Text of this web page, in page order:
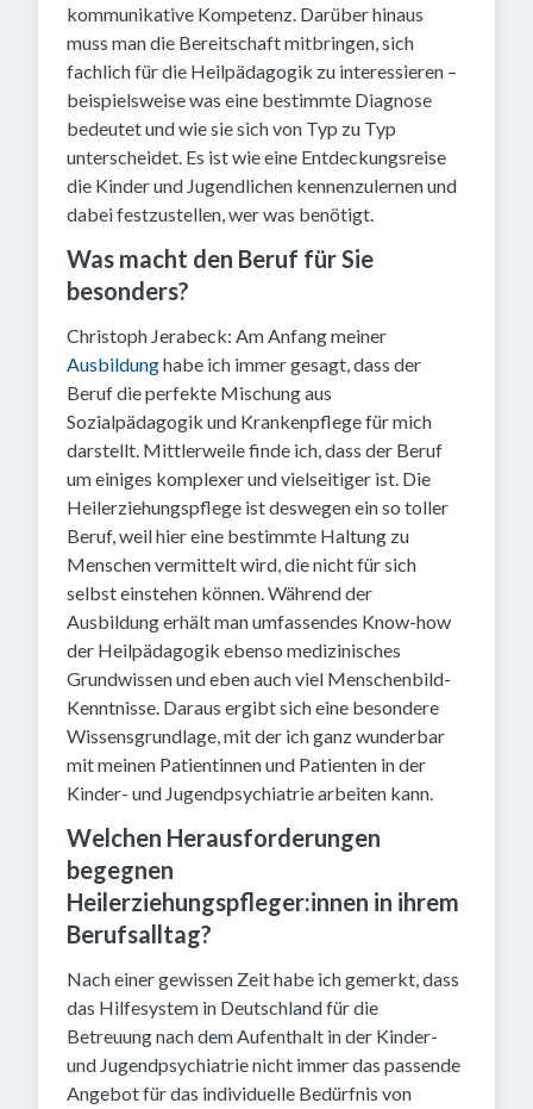
kommunikative Kompetenz. Darüber hinaus
muss man die Bereitschaft mitbringen, sich
fachlich für die Heilpädagogik zu interessieren –
beispielsweise was eine bestimmte Diagnose
bedeutet und wie sie sich von Typ zu Typ
unterscheidet. Es ist wie eine Entdeckungsreise
die Kinder und Jugendlichen kennenzulernen und
dabei festzustellen, wer was benötigt.
Was macht den Beruf für Sie
besonders?
Christoph Jerabeck: Am Anfang meiner
Ausbildunghabe ich immer gesagt, dass der
Beruf die perfekte Mischung aus
Sozialpädagogik und Krankenpflege für mich
darstellt. Mittlerweile finde ich, dass der Beruf
um einiges komplexer und vielseitiger ist. Die
Heilerziehungspflege ist deswegen ein so toller
Beruf, weil hier eine bestimmte Haltung zu
Menschen vermittelt wird, die nicht für sich
selbst einstehen können. Während der
Ausbildung erhält man umfassendes Know-how
der Heilpädagogik ebenso medizinisches
Grundwissen und eben auch viel Menschenbild-
Kenntnisse. Daraus ergibt sich eine besondere
Wissensgrundlage, mit der ich ganz wunderbar
mit meinen Patientinnen und Patienten in der
Kinder- und Jugendpsychiatrie arbeiten kann.
Welchen Herausforderungen
begegnen
Heilerziehungspfleger:innen in ihrem
Berufsalltag?
Nach einer gewissen Zeit habe ich gemerkt, dass
das Hilfesystem in Deutschland für die
Betreuung nach dem Aufenthalt in der Kinder-
und Jugendpsychiatrie nicht immer das passende
Angebot für das individuelle Bedürfnis von